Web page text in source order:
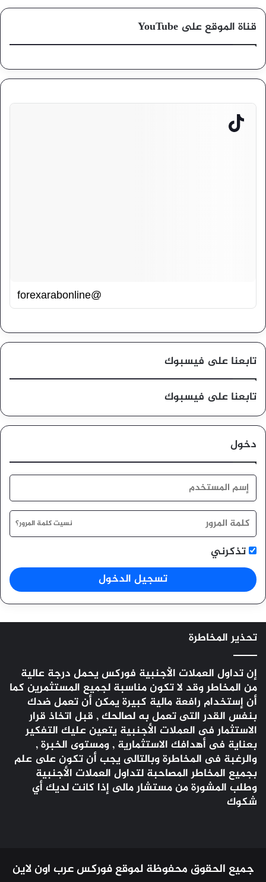
قناة الموقع على YouTube
@forexarabonline
تابعنا على فيسبوك
تابعنا على فيسبوك
دخول
نسيت كلمة المرور؟
تذكرني
تسجيل الدخول
تحذير المخاطرة
إن تداول العملات الأجنبية فوركسيحمل درجة عالية
من المخاطر وقد لا تكون مناسبة لجميع المستثمرين كما
أن إستخدام رافعة مالية كبيرة يمكن أن تعمل ضدك
بنفس القدر التى تعمل به لصالحك , قبل اتخاذ قرار
الاستثمار فى العملات الأجنبية يتعين عليك التفكير
بعناية فى أهدافك الاستثمارية , ومستوى الخبرة ,
والرغبة فى المخاطرة وبالتالى يجب أن تكون على علم
بجميع المخاطر المصاحبة لتداول العملات الأجنبية
وطلب المشورة من مستشار مالى إذا كانت لديك أي
شكوك
جميع الحقوق محفوظة لموقع فوركس عرب اون لاين